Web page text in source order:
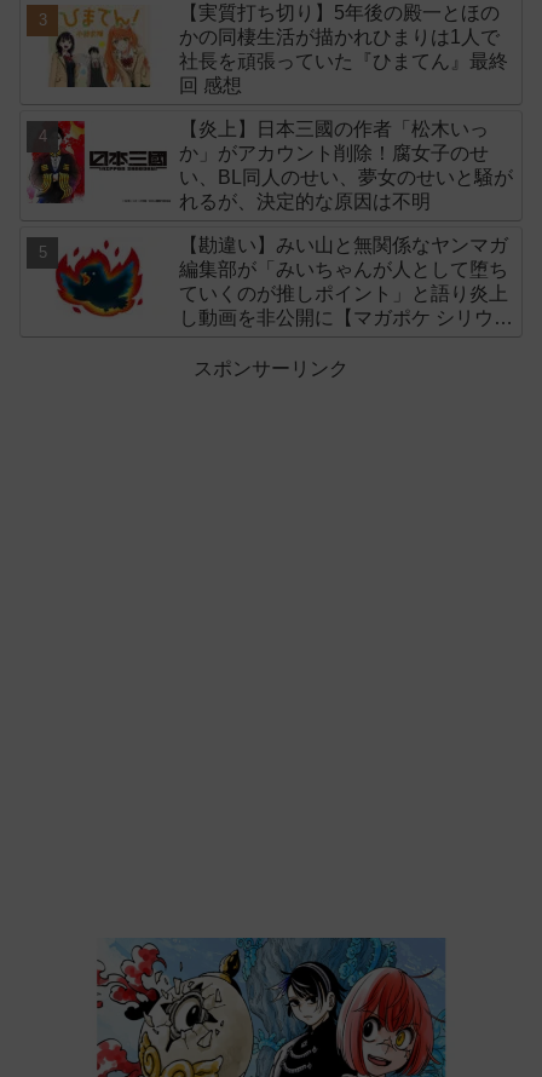
【実質打ち切り】5年後の殿一とほの
かの同棲生活が描かれひまりは1人で
社長を頑張っていた『ひまてん』最終
回 感想
【炎上】日本三國の作者「松木いっ
か」がアカウント削除！腐女子のせ
い、BL同人のせい、夢女のせいと騒が
れるが、決定的な原因は不明
【勘違い】みい山と無関係なヤンマガ
編集部が「みいちゃんが人として堕ち
ていくのが推しポイント」と語り炎上
し動画を非公開に【マガポケ シリウ
スポンサーリンク